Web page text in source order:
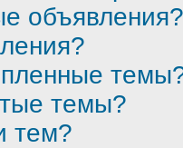
объявления?
темы?
тем?